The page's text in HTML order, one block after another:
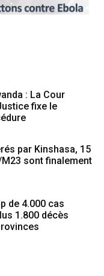
Next
: La Cour
fixe le
par Kinshasa, 15
sont finalement
de 4.000 cas
1.800 décès